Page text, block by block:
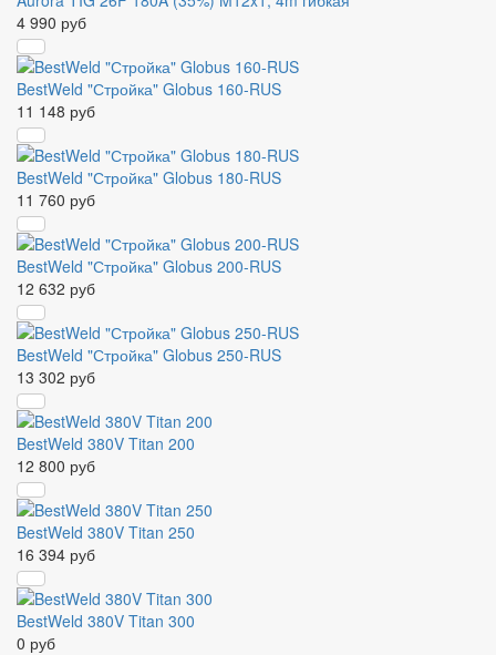
4 990 руб
BestWeld "Стройка" Globus 160-RUS
11 148 руб
BestWeld "Стройка" Globus 180-RUS
11 760 руб
BestWeld "Стройка" Globus 200-RUS
12 632 руб
BestWeld "Стройка" Globus 250-RUS
13 302 руб
BestWeld 380V Titan 200
12 800 руб
BestWeld 380V Titan 250
16 394 руб
BestWeld 380V Titan 300
0 руб